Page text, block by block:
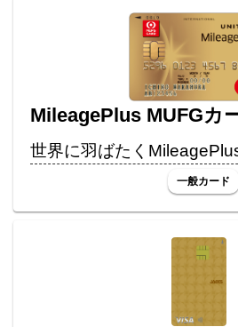
MileagePlus MUFGカ
世界に羽ばたく
一般カード